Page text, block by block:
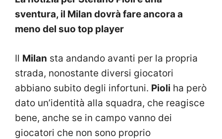
sventura, il Milan dovrà fare ancora a
meno del suo top player
Il Milan sta andando avanti per la propria
strada, nonostante diversi giocatori
abbiano subito degli infortuni. Pioli ha però
dato un’identità alla squadra, che reagisce
bene, anche se in campo vanno dei
giocatori che non sono proprio